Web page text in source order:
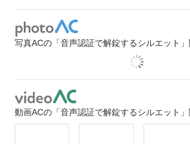
写真ACの「音声認証で解錠するシルエット
動画ACの「音声認証で解錠するシルエット